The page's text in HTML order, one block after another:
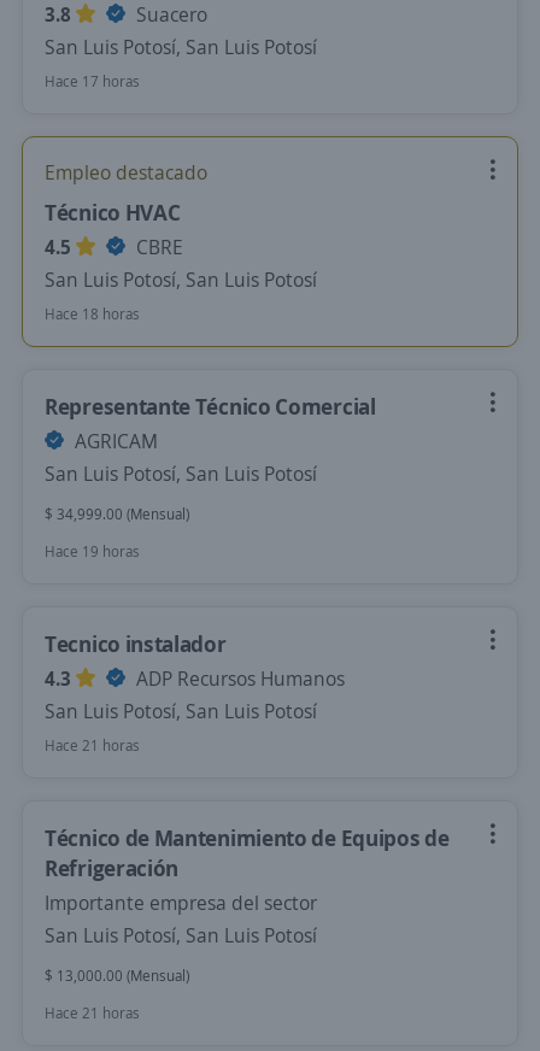
3.8
Suacero
San Luis Potosí, San Luis Potosí
Hace 17 horas
Empleo destacado
Técnico HVAC
4.5
CBRE
San Luis Potosí, San Luis Potosí
Hace 18 horas
Representante Técnico Comercial
AGRICAM
San Luis Potosí, San Luis Potosí
$ 34,999.00 (Mensual)
Hace 19 horas
Tecnico instalador
4.3
ADP Recursos Humanos
San Luis Potosí, San Luis Potosí
Hace 21 horas
Técnico de Mantenimiento de Equipos de
Refrigeración
Importante empresa del sector
San Luis Potosí, San Luis Potosí
$ 13,000.00 (Mensual)
Hace 21 horas